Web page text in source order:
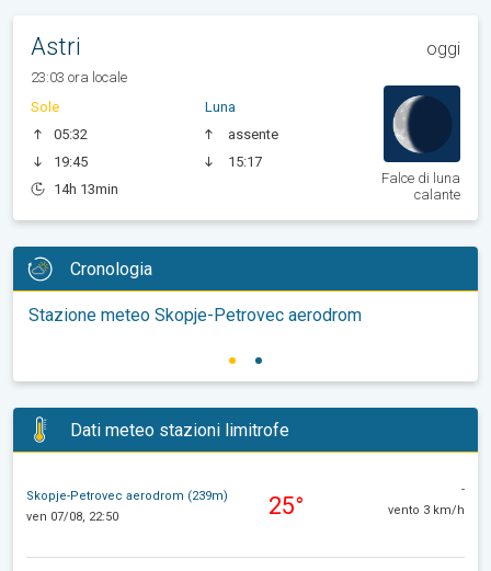
Astri oggi
23:03 ora locale
Sole
05:32
19:45
14h 13min
Luna
assente
15:17
Falce di luna
calante
Cronologia
Stazione meteo Skopje-Petrovec aerodrom
Dati meteo stazioni limitrofe
Skopje-Petrovec aerodrom (239m)
ven 07/08, 22:50
25°
-
vento 3 km/h